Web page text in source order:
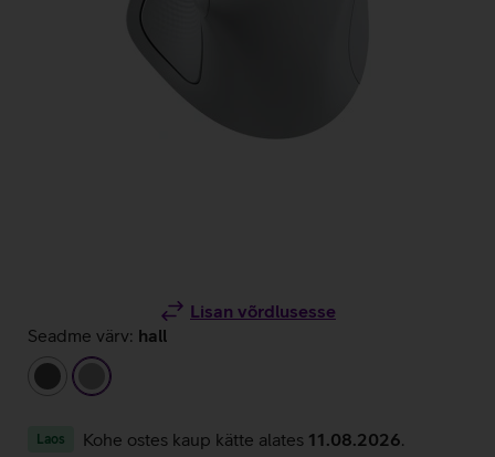
Lisan võrdlusesse
Seadme värv: hall
tumehall
hall
Laos Kohe ostes kaup kätte alates 11.08.2026